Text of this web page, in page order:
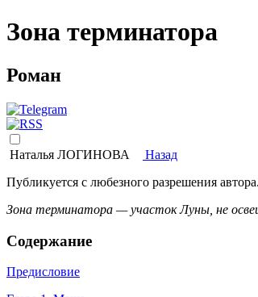
Зона терминатора
Роман
Наталья ЛОГИНОВА Назад
Публикуется с любезного разрешения автора.
Зона терминатора — участок Луны, не
Содержание
Предисловие